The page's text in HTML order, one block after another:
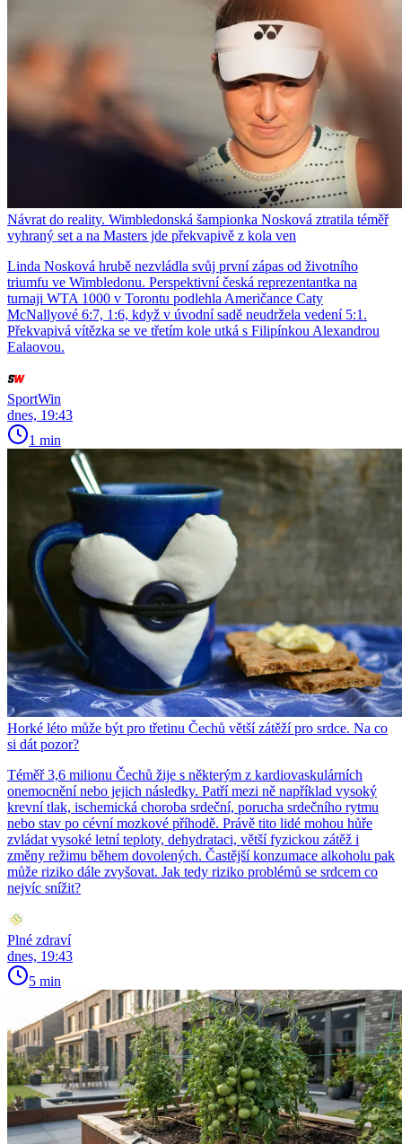
Návrat do reality. Wimbledonská šampionka Nosková ztratila téměř
vyhraný set a na Masters jde překvapivě z kola ven
Linda Nosková hrubě nezvládla svůj první zápas od životního
triumfu ve Wimbledonu. Perspektivní česká reprezentantka na
turnaji WTA 1000 v Torontu podlehla Američance Caty
McNallyové 6:7, 1:6, když v úvodní sadě neudržela vedení 5:1.
Překvapivá vítězka se ve třetím kole utká s Filipínkou Alexandrou
Ealaovou.
SportWin
dnes, 19:43
1 min
Horké léto může být pro třetinu Čechů větší zátěží pro srdce. Na co
si dát pozor?
Téměř 3,6 milionu Čechů žije s některým z kardiovaskulárních
onemocnění nebo jejich následky. Patří mezi ně například vysoký
krevní tlak, ischemická choroba srdeční, porucha srdečního rytmu
nebo stav po cévní mozkové příhodě. Právě tito lidé mohou hůře
zvládat vysoké letní teploty, dehydrataci, větší fyzickou zátěž i
změny režimu během dovolených. Častější konzumace alkoholu pak
může riziko dále zvyšovat. Jak tedy riziko problémů se srdcem co
nejvíc snížit?
Plné zdraví
dnes, 19:43
5 min